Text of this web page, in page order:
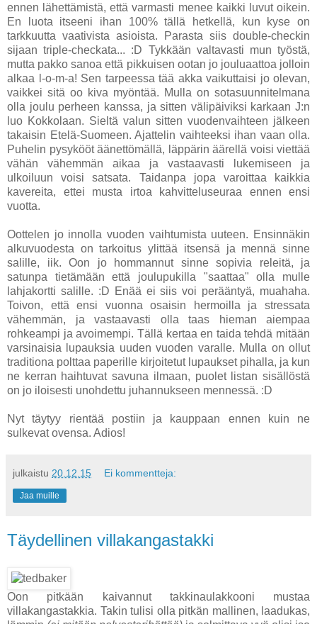
ennen lähettämistä, että varmasti menee kaikki luvut oikein.
En luota itseeni ihan 100% tällä hetkellä, kun kyse on
tarkkuutta vaativista asioista. Parasta siis double-checkin
sijaan triple-checkata... :D Tykkään valtavasti mun työstä,
mutta pakko sanoa että pikkuisen ootan jo jouluaattoa jolloin
alkaa l-o-m-a! Sen tarpeessa tää akka vaikuttaisi jo olevan,
vaikkei sitä oo kiva myöntää. Mulla on sotasuunnitelmana
olla joulu perheen kanssa, ja sitten välipäiviksi karkaan J:n
luo Kokkolaan. Sieltä valun sitten vuodenvaihteen jälkeen
takaisin Etelä-Suomeen. Ajattelin vaihteeksi ihan vaan olla.
Puhelin pysykööt äänettömällä, läppärin äärellä voisi viettää
vähän vähemmän aikaa ja vastaavasti lukemiseen ja
ulkoiluun voisi satsata. Taidanpa jopa varoittaa kaikkia
kavereita, ettei musta irtoa kahvitteluseuraa ennen ensi
vuotta.
Oottelen jo innolla vuoden vaihtumista uuteen. Ensinnäkin
alkuvuodesta on tarkoitus ylittää itsensä ja mennä sinne
salille, iik. Oon jo hommannut sinne sopivia releitä, ja
satunpa tietämään että joulupukilla "saattaa" olla mulle
lahjakortti salille. :D Enää ei siis voi perääntyä, muahaha.
Toivon, että ensi vuonna osaisin hermoilla ja stressata
vähemmän, ja vastaavasti olla taas hieman aiempaa
rohkeampi ja avoimempi. Tällä kertaa en taida tehdä mitään
varsinaisia lupauksia uuden vuoden varalle. Mulla on ollut
traditiona polttaa paperille kirjoitetut lupaukset pihalla, ja kun
ne kerran haihtuvat savuna ilmaan, puolet listan sisällöstä
on jo iloisesti unohdettu juhannukseen mennessä. :D
Nyt täytyy rientää postiin ja kauppaan ennen kuin ne
sulkevat ovensa. Adios!
julkaistu 20.12.15 Ei kommentteja:
Jaa muille
Täydellinen villakangastakki
Oon pitkään kaivannut takkinaulakkooni mustaa
villakangastakkia. Takin tulisi olla pitkän mallinen, laadukas,